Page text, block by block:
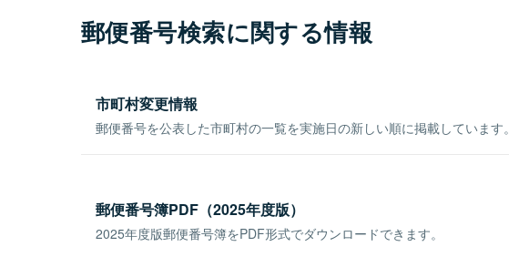
郵便番号検索に関する情報
市町村変更情報
郵便番号を公表した市町村の一覧を実施日の新しい順に掲載しています。
郵便番号簿PDF（2025年度版）
2025年度版郵便番号簿をPDF形式でダウンロードできます。